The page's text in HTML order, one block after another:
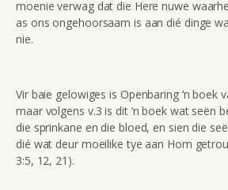
moenie verwag dat die Here nuwe
as ons ongehoorsaam is aan dié dinge
nie.
Vir baie gelowiges is Openbaring ‘n boek
maar volgens v.3 is dit ‘n boek wat seën
die sprinkane en die bloed, en sien die
dié wat deur moeilike tye aan Hom
3:5, 12, 21).